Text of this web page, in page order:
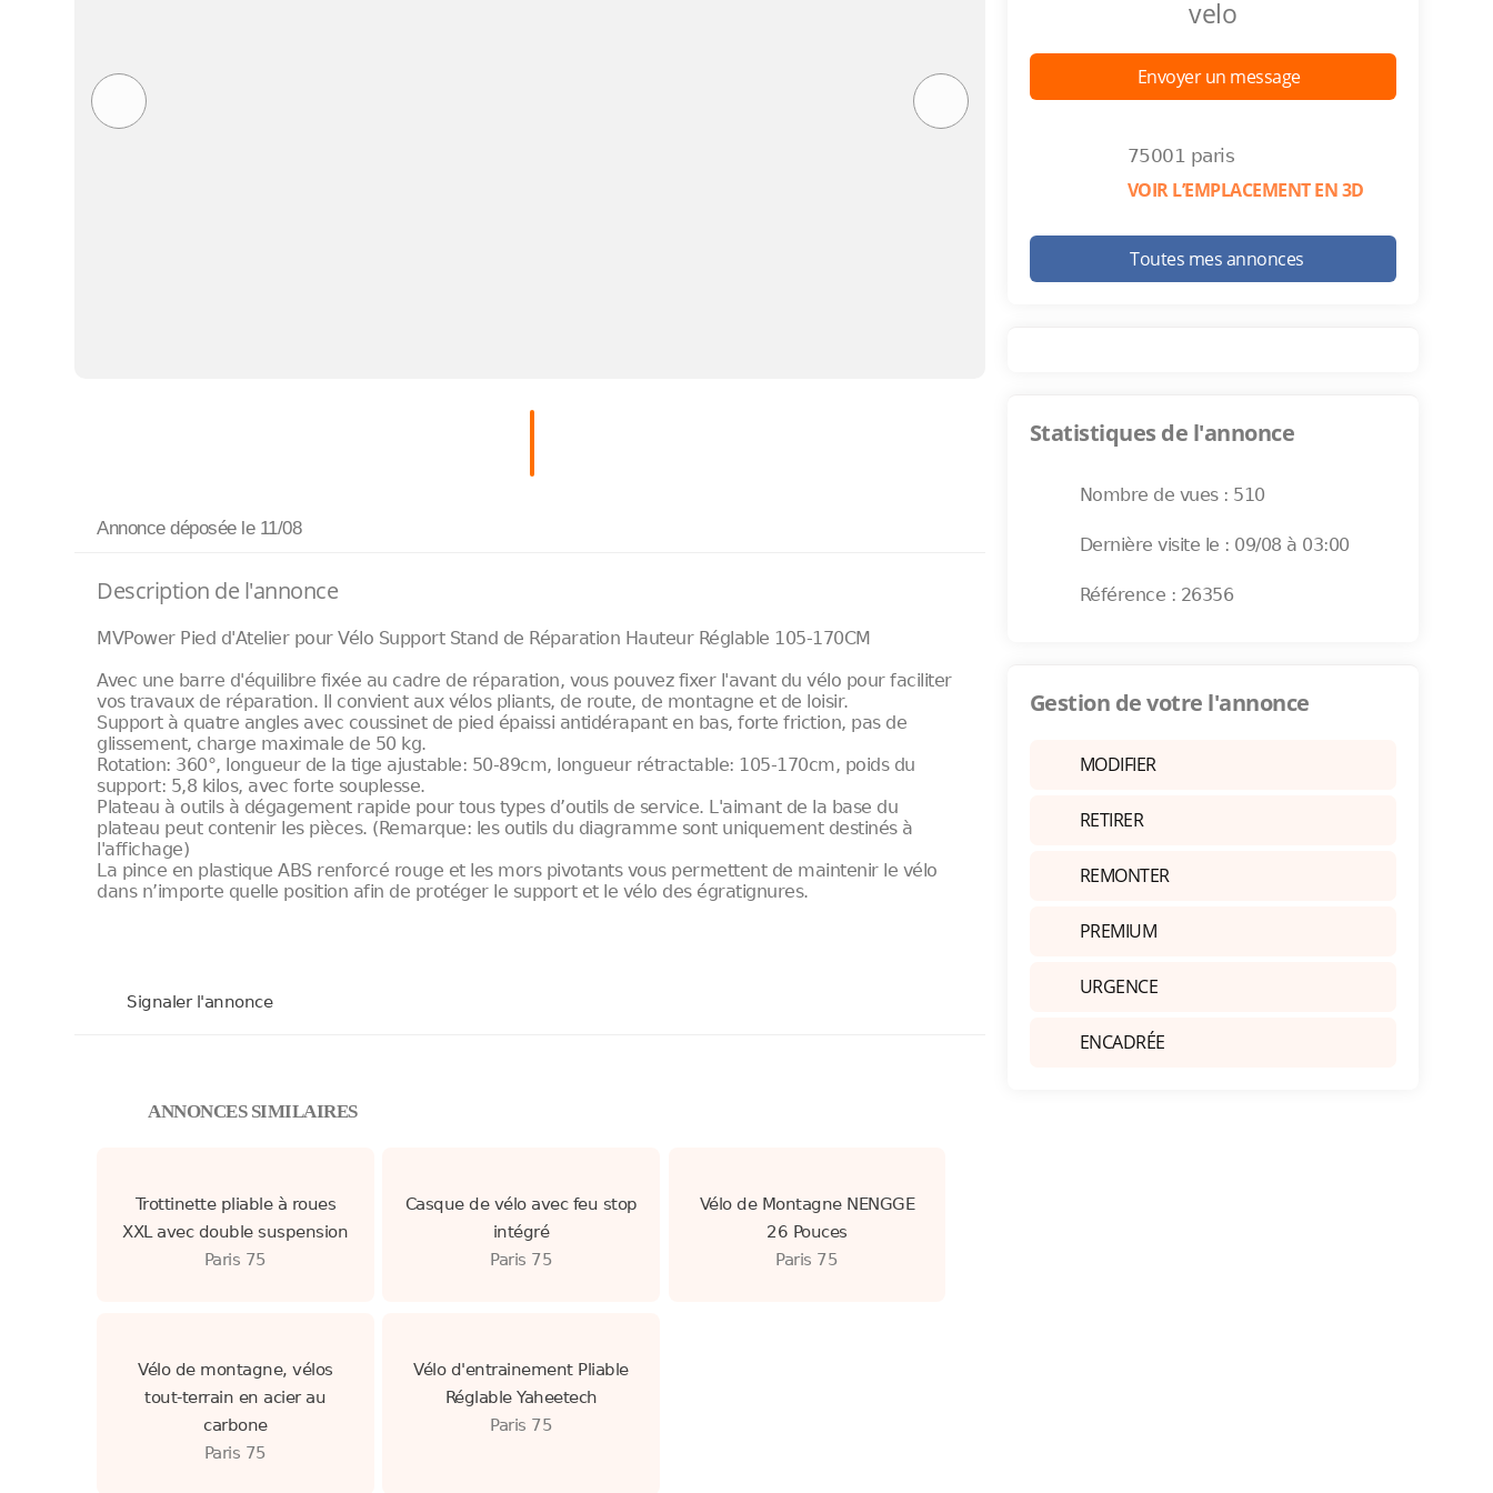
Annonce déposée le 11/08
Description de l'annonce
MVPower Pied d'Atelier pour Vélo Support Stand de Réparation Hauteur Réglable 105-170CM
Avec une barre d'équilibre fixée au cadre de réparation, vous pouvez fixer l'avant du vélo pour faciliter
vos travaux de réparation. Il convient aux vélos pliants, de route, de montagne et de loisir.
Support à quatre angles avec coussinet de pied épaissi antidérapant en bas, forte friction, pas de
glissement, charge maximale de 50 kg.
Rotation: 360°, longueur de la tige ajustable: 50-89cm, longueur rétractable: 105-170cm, poids du
support: 5,8 kilos, avec forte souplesse.
Plateau à outils à dégagement rapide pour tous types d’outils de service. L'aimant de la base du
plateau peut contenir les pièces. (Remarque: les outils du diagramme sont uniquement destinés à
l'affichage)
La pince en plastique ABS renforcé rouge et les mors pivotants vous permettent de maintenir le vélo
dans n’importe quelle position afin de protéger le support et le vélo des égratignures.
Signaler l'annonce
ANNONCES SIMILAIRES
Trottinette pliable à roues
XXL avec double suspension
Paris 75
Casque de vélo avec feu stop
intégré
Paris 75
Vélo de Montagne NENGGE
26 Pouces
Paris 75
Vélo de montagne, vélos
tout-terrain en acier au
carbone
Paris 75
Vélo d'entrainement Pliable
Réglable Yaheetech
Paris 75
velo
Envoyer un message
75001 paris
VOIR L’EMPLACEMENT EN 3D
Toutes mes annonces
Statistiques de l'annonce
Nombre de vues : 510
Dernière visite le : 09/08 à 03:00
Référence : 26356
Gestion de votre l'annonce
MODIFIER
RETIRER
REMONTER
PREMIUM
URGENCE
ENCADRÉE